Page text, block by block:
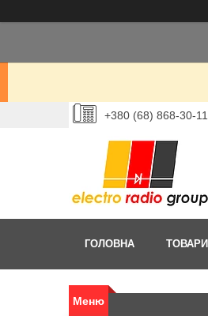
+380 (68) 868-30-11
ГОЛОВНА ТОВАРИ